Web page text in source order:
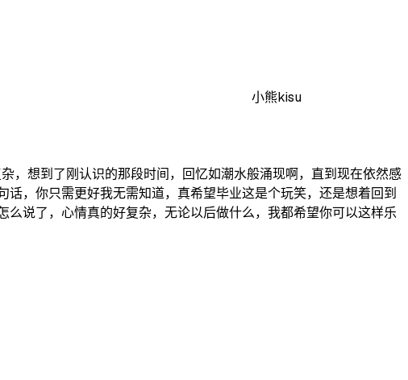
小熊kisu
，想到了刚认识的那段时间，回忆如潮水般涌现啊，直到现在依然感
，你只需更好我无需知道，真希望毕业这是个玩笑，还是想着回到
说了，心情真的好复杂，无论以后做什么，我都希望你可以这样乐